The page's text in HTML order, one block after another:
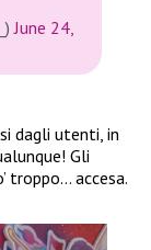
June 24,
dagli utenti, in
Gli
troppo… accesa.